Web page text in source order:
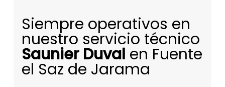
Siempre operativos en
nuestro servicio técnico
Saunier Duval en Fuente
el Saz de Jarama